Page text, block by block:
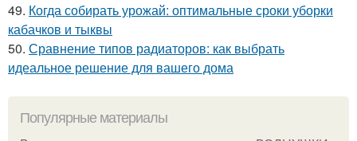
49. Когда собирать урожай: оптимальные сроки уборки
кабачков и тыквы
50. Сравнение типов радиаторов: как выбрать
идеальное решение для вашего дома
Популярные материалы